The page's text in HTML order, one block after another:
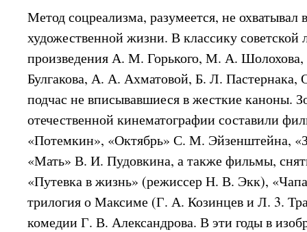
Метод соцреализма, разумеется, не охватывал
художественной жизни. В классику советской
произведения А. М. Горького, М. А.
Булгакова, А. А. Ахматовой, Б. Л.
подчас не вписывавшиеся в жесткие каноны.
отечественной кинематографии составили
«Потемкин», «Октябрь» С. М. Эйзенштейна,
«Мать» В. И. Пудовкина, а также фильмы,
«Путевка в жизнь» (режиссер Н. В. Экк),
трилогия о Максиме (Г. А. Козинцев и Л. 3.
комедии Г. В. Александрова. В эти годы в